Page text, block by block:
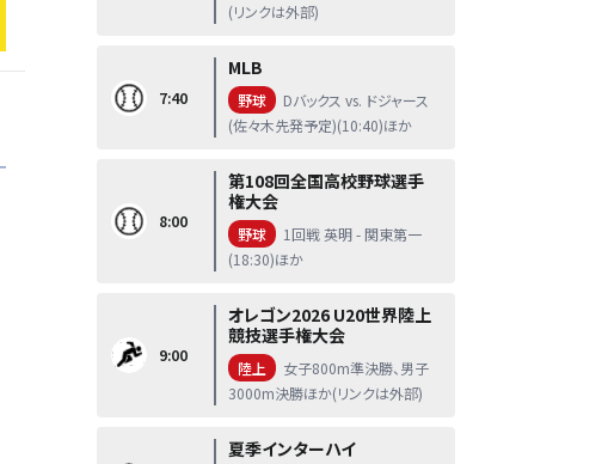
(リンクは外部)
7:40
MLB
野球
Dバックス vs. ドジャース
(佐々木先発予定)(10:40)ほか
8:00
第108回全国高校野球選手
権大会
野球
1回戦 英明 - 関東第一
(18:30)ほか
9:00
オレゴン2026 U20世界陸上
競技選手権大会
陸上
女子800m準決勝、男子
3000m決勝ほか(リンクは外部)
夏季インターハイ